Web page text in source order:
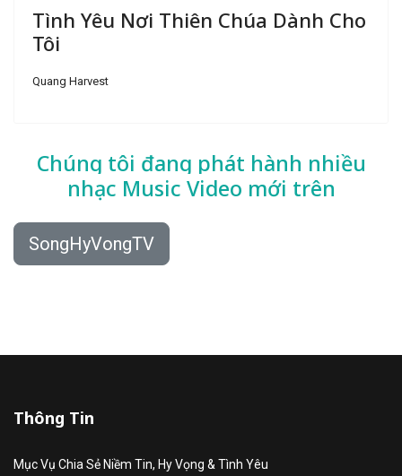
Tình Yêu Nơi Thiên Chúa Dành Cho
Tôi
Quang Harvest
Chúng tôi đang phát hành nhiều
nhạc Music Video mới trên
SongHyVongTV
Thông Tin
Mục Vụ Chia Sẻ Niềm Tin, Hy Vọng & Tình Yêu